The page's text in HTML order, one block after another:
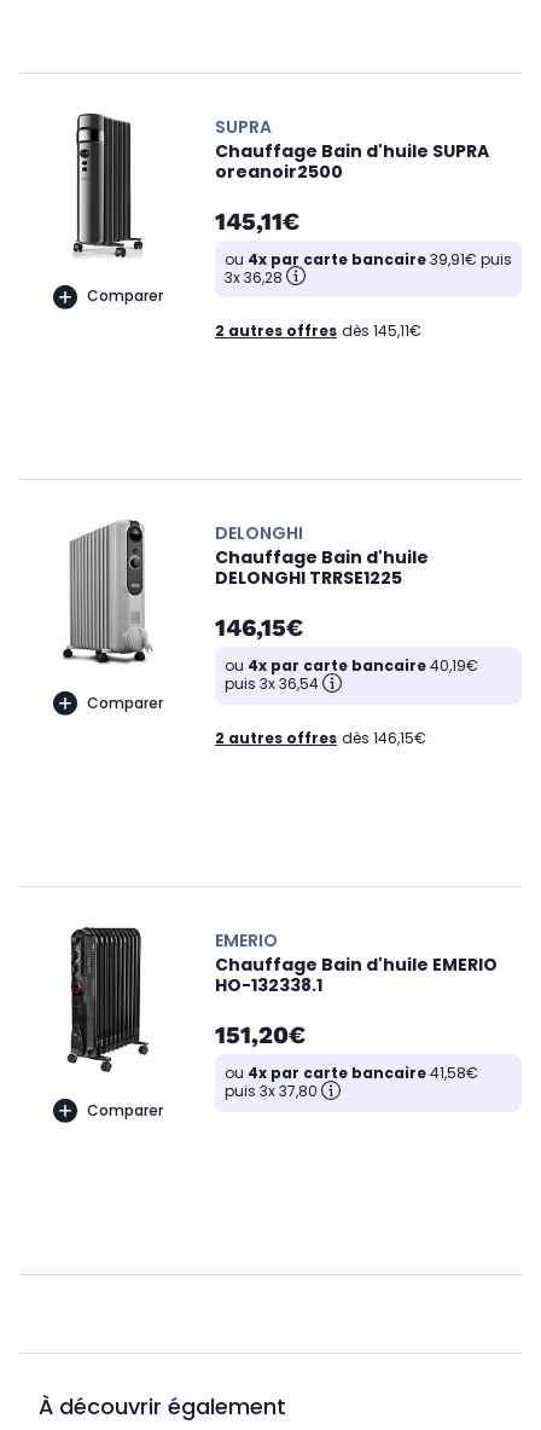
Comparer
SUPRA
Chauffage Bain d'huile SUPRA
oreanoir2500
145,11€
ou 4x par carte bancaire39,91€ puis
3x 36,28
2 autres offres dès 145,11€
Comparer
DELONGHI
Chauffage Bain d'huile
DELONGHI TRRSE1225
146,15€
ou 4x par carte bancaire40,19€
puis 3x 36,54
2 autres offres dès 146,15€
Comparer
EMERIO
Chauffage Bain d'huile EMERIO
HO-132338.1
151,20€
ou 4x par carte bancaire41,58€
puis 3x 37,80
À découvrir également